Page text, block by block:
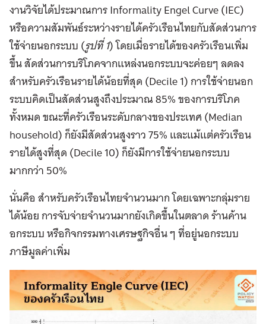
งานวิจัยได้ประมาณการ Informality Engel Curve (IEC)
หรือความสัมพันธ์ระหว่างรายได้ครัวเรือนไทยกับสัดส่วนการ
ใช้จ่ายนอกระบบ (รูปที่ 1) โดยเมื่อรายได้ของครัวเรือนเพิ่ม
ขึ้น สัดส่วนการบริโภคจากแหล่งนอกระบบจะค่อยๆ ลดลง
สำหรับครัวเรือนรายได้น้อยที่สุด (Decile 1) การใช้จ่ายนอก
ระบบคิดเป็นสัดส่วนสูงถึงประมาณ 85% ของการบริโภค
ทั้งหมด ขณะที่ครัวเรือนระดับกลางของประเทศ (Median
household) ก็ยังมีสัดส่วนสูงราว 75% และแม้แต่ครัวเรือน
รายได้สูงที่สุด (Decile 10) ก็ยังมีการใช้จ่ายนอกระบบ
มากกว่า 50%
นั่นคือ สำหรับครัวเรือนไทยจำนวนมาก โดยเฉพาะกลุ่มราย
ได้น้อย การจับจ่ายจำนวนมากยังเกิดขึ้นในตลาด ร้านค้าน
อกระบบ หรือกิจกรรมทางเศรษฐกิจอื่น ๆ ที่อยู่นอกระบบ
ภาษีมูลค่าเพิ่ม